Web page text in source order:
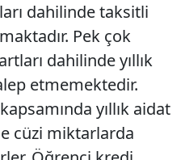
dahilinde taksitli
Pek çok
dahilinde yıllık
etmemektedir.
yıllık aidat
cüzi miktarlarda